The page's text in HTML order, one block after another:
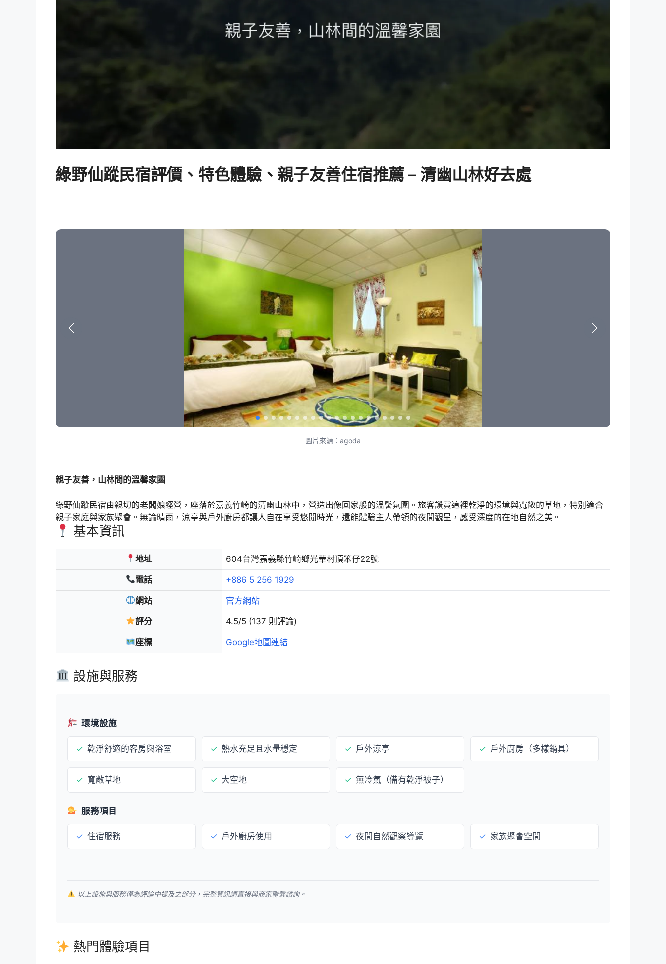
綠野仙蹤民宿評價、特色體驗、親子友善住宿推薦 – 清幽山林好去處
圖片來源：agoda
親子友善，山林間的溫馨家園
綠野仙蹤民宿由親切的老闆娘經營，座落於嘉義竹崎的清幽山林中，營造出像回家般的溫馨氛圍。旅客讚賞這裡乾淨的環境與寬敞的草地，特別適合
親子家庭與家族聚會。無論晴雨，涼亭與戶外廚房都讓人自在享受悠閒時光，還能體驗主人帶領的夜間觀星，感受深度的在地自然之美。
基本資訊
地址 604台灣嘉義縣竹崎鄉光華村頂笨仔22號
電話 +886 5 256 1929
網站 官方網站
評分 4.5/5 (137 則評論)
座標 Google地圖連結
設施與服務
環境設施
✓ 乾淨舒適的客房與浴室 ✓ 熱水充足且水量穩定 ✓ 戶外涼亭 ✓ 戶外廚房（多樣鍋具）
✓ 寬敞草地 ✓ 大空地 ✓ 無冷氣（備有乾淨被子）
服務項目
✓ 住宿服務 ✓ 戶外廚房使用 ✓ 夜間自然觀察導覽 ✓ 家族聚會空間
以上設施與服務僅為評論中提及之部分，完整資訊請直接與商家聯繫諮詢。
熱門體驗項目